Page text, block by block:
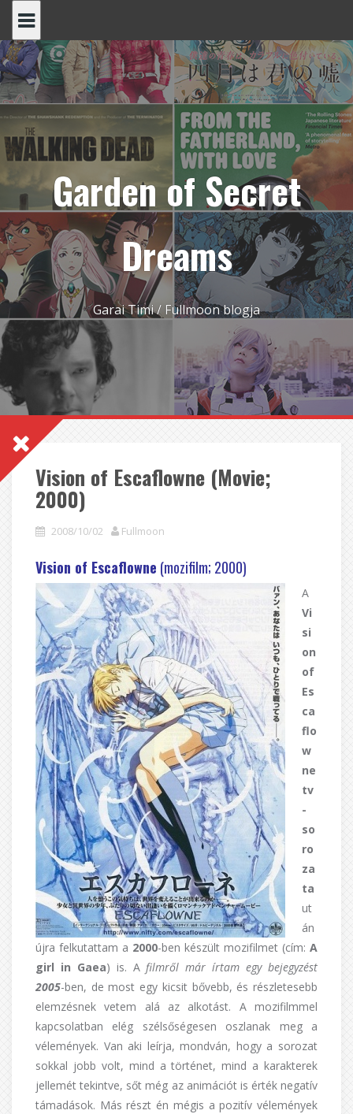
content
Garden of Secret
Dreams
Garai Timi / Fullmoon blogja
Vision of Escaflowne (Movie;
2000)
2008/10/02 Fullmoon
Vision of Escaflowne (mozifilm; 2000)
A
Vi
si
on
of
Es
ca
flo
w
ne
tv
-
so
ro
za
ta
ut
án
újra felkutattam a 2000-ben készült mozifilmet (cím: A
girl in Gaea) is. Afilmről már írtam egy bejegyzést
2005-ben, de most egy kicsit bővebb, és részletesebb
elemzésnek vetem alá az alkotást. A mozifilmmel
kapcsolatban elég szélsőségesen oszlanak meg a
vélemények. Van aki leírja, mondván, hogy a sorozat
sokkal jobb volt, mind a történet, mind a karakterek
jellemét tekintve, sőt még az animációt is érték negatív
támadások. Más részt én mégis a pozitív vélemények